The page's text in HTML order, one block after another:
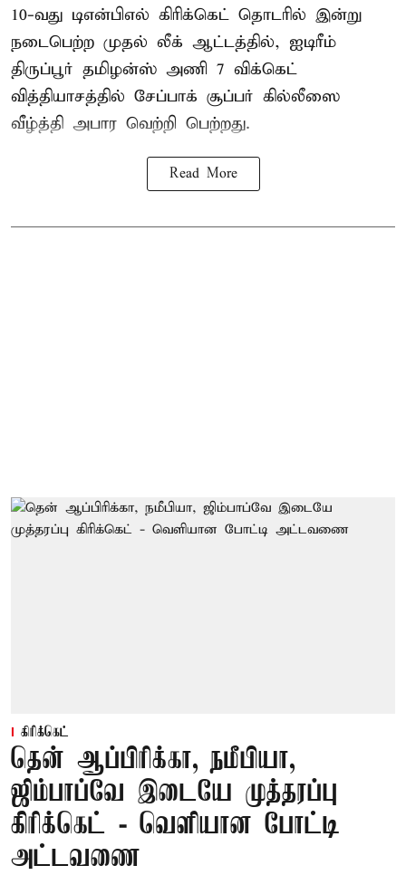
10-வது டிஎன்பிஎல் கிரிக்கெட் தொடரில் இன்று
நடைபெற்ற முதல் லீக் ஆட்டத்தில், ஐடிரீம்
திருப்பூர் தமிழன்ஸ் அணி 7 விக்கெட்
வித்தியாசத்தில் சேப்பாக் சூப்பர் கில்லீஸை
வீழ்த்தி அபார வெற்றி பெற்றது.
Read More
கிரிக்கெட்
தென் ஆப்பிரிக்கா, நமீபியா,
ஜிம்பாப்வே இடையே முத்தரப்பு
கிரிக்கெட் - வெளியான போட்டி
அட்டவணை